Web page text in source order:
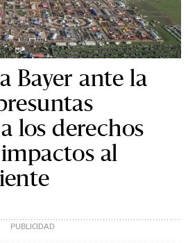
Bayer ante la
los derechos
al